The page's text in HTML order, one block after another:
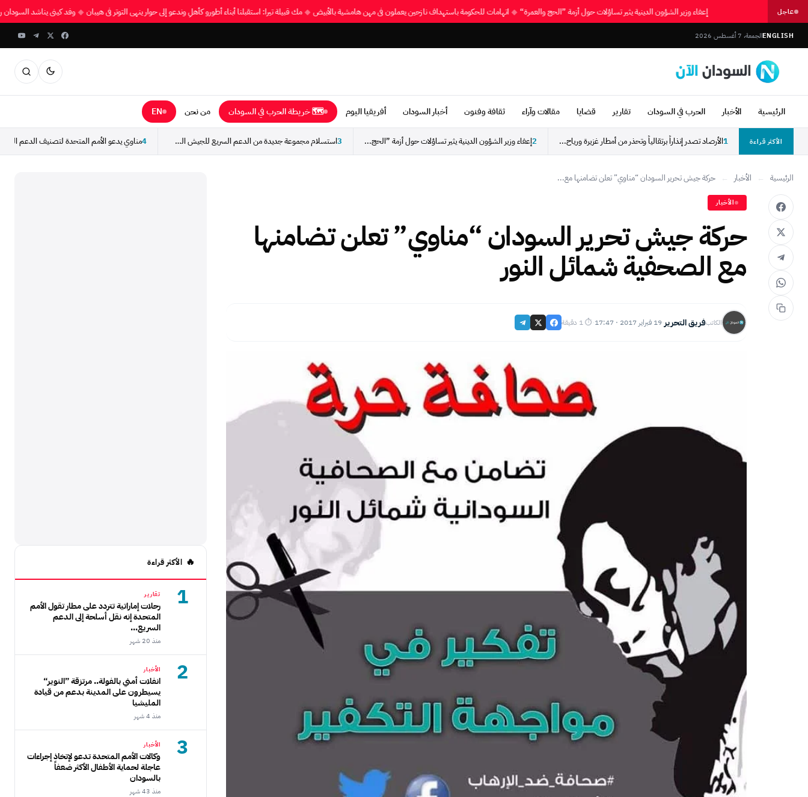
عاجل إعفاء وزير الشؤون الدينية يثير تساؤلات حول أزمة ”الحج والعمرة“ ◆ اتهامات للحكومة باستهداف نازحين يعملون في مهن هامشية بالأبيض ◆ مك قبيلة تيرا: استقبلنا أبناء أطورو كأهلٍ وندعو إلى حوار ينهي التوتر في هيبان ◆ وفد كيني يناشد
ENGLISHالجمعة، 7 أغسطس 2026
الرئيسية الأخبار الحرب في السودان تقارير قضايا مقالات وآراء ثقافة وفنون أخبار السودان أفريقيا اليوم 🗺 خريطة الحرب في السودان من نحن EN
الأكثر قراءة 1الأرصاد تصدر إنذاراً برتقالياً وتحذر من أمطار غزيرة ورياح... 2إعفاء وزير الشؤون الدينية يثير تساؤلات حول أزمة ”الحج... 3 استسلام مجموعة جديدة من الدعم السريع للجيش السوداني 4
الرئيسية ← الأخبار ← حركة جيش تحرير السودان “مناوي” تعلن تضامنها مع...
الأخبار
حركة جيش تحرير السودان “مناوي” تعلن تضامنها
مع الصحفية شمائل النور
الكاتبفريق التحرير·19 فبراير 2017 · 17:47 ·⏱ 1 دقيقة
الأكثر قراءة
1 تقارير
رحلات إماراتية تتردد على مطار تقول الأمم
المتحدة إنه نقل أسلحة إلى الدعم
السريع...
منذ 20 شهر
2 الأخبار
انفلات أمني بالفولة.. مرتزقة ”النوير“
يسيطرون على المدينة بدعم من قيادة
المليشيا
منذ 4 شهر
3 الأخبار
وكالات الأمم المتحدة تدعو لإتخاذ إجراءات
عاجلة لحماية الأطفال الأكثر ضعفاً
بالسودان
منذ 43 شهر